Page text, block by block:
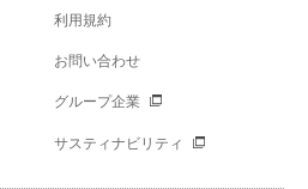
利用規約
お問い合わせ
グループ企業
サスティナビリティ